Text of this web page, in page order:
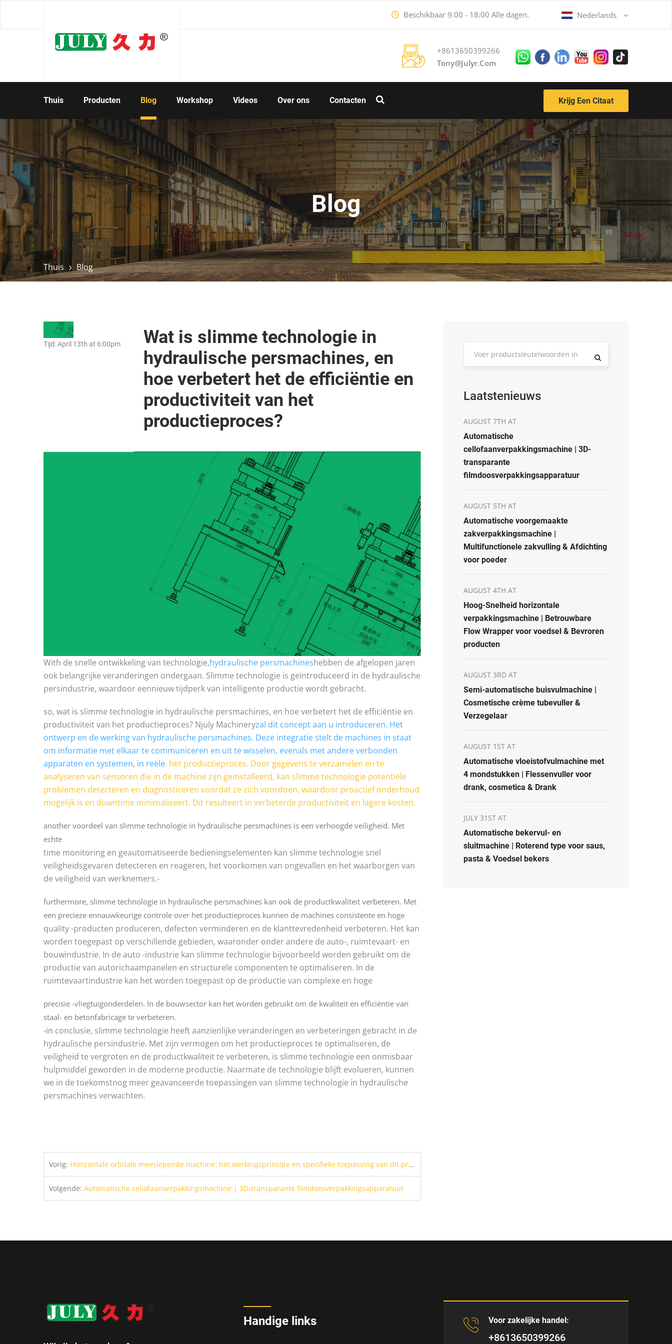
Beschikbaar 9:00 - 18:00 Alle dagen. Nederlands
+8613650399266
Tony@julyr.com
Thuis Producten Blog Workshop Videos Over ons Contacten Krijg Een Citaat
Blog
Thuis Blog
Tijd: April 13th at 6:00pm
Wat is slimme technologie in
hydraulische persmachines, en
hoe verbetert het de efficiëntie en
productiviteit van het
productieproces?
With de snelle ontwikkeling van technologie,hydraulische persmachineshebben de afgelopen jaren
ook belangrijke veranderingen ondergaan. Slimme technologie is geïntroduceerd in de hydraulische
persindustrie, waardoor eennieuw tijdperk van intelligente productie wordt gebracht.
so, wat is slimme technologie in hydraulische persmachines, en hoe verbetert het de efficiëntie en
productiviteit van het productieproces? Njuly Machineryzal dit concept aan u introduceren. Het
ontwerp en de werking van hydraulische persmachines. Deze integratie stelt de machines in staat
om informatie met elkaar te communiceren en uit te wisselen, evenals met andere verbonden
apparaten en systemen, in reële. het productieproces. Door gegevens te verzamelen en te
analyseren van sensoren die in de machine zijn geïnstalleerd, kan slimme technologie potentiële
problemen detecteren en diagnosticeren voordat ze zich voordoen, waardoor proactief onderhoud
mogelijk is en downtime minimaliseert. Dit resulteert in verbeterde productiviteit en lagere kosten.
another voordeel van slimme technologie in hydraulische persmachines is een verhoogde veiligheid. Met
echte
time monitoring en geautomatiseerde bedieningselementen kan slimme technologie snel
veiligheidsgevaren detecteren en reageren, het voorkomen van ongevallen en het waarborgen van
de veiligheid van werknemers.-
furthermore, slimme technologie in hydraulische persmachines kan ook de productkwaliteit verbeteren. Met
een precieze ennauwkeurige controle over het productieproces kunnen de machines consistente en hoge
quality -producten produceren, defecten verminderen en de klanttevredenheid verbeteren. Het kan
worden toegepast op verschillende gebieden, waaronder onder andere de auto-, ruimtevaart- en
bouwindustrie. In de auto -industrie kan slimme technologie bijvoorbeeld worden gebruikt om de
productie van autorichaampanelen en structurele componenten te optimaliseren. In de
ruimtevaartindustrie kan het worden toegepast op de productie van complexe en hoge
precisie -vliegtuigonderdelen. In de bouwsector kan het worden gebruikt om de kwaliteit en efficiëntie van
staal- en betonfabricage te verbeteren.
-in conclusie, slimme technologie heeft aanzienlijke veranderingen en verbeteringen gebracht in de
hydraulische persindustrie. Met zijn vermogen om het productieproces te optimaliseren, de
veiligheid te vergroten en de productkwaliteit te verbeteren, is slimme technologie een onmisbaar
hulpmiddel geworden in de moderne productie. Naarmate de technologie blijft evolueren, kunnen
we in de toekomstnog meer geavanceerde toepassingen van slimme technologie in hydraulische
persmachines verwachten.
Vorig: Horizontale orbitale meeslepende machine: het werkingsprincipe en specifieke toepassing van dit product
Volgende: Automatische cellofaanverpakkingsmachine | 3D-transparante filmdoosverpakkingsapparatuur
Laatstenieuws
AUGUST 7TH AT
Automatische
cellofaanverpakkingsmachine | 3D-
transparante
filmdoosverpakkingsapparatuur
AUGUST 5TH AT
Automatische voorgemaakte
zakverpakkingsmachine |
Multifunctionele zakvulling & Afdichting
voor poeder
AUGUST 4TH AT
Hoog-Snelheid horizontale
verpakkingsmachine | Betrouwbare
Flow Wrapper voor voedsel & Bevroren
producten
AUGUST 3RD AT
Semi-automatische buisvulmachine |
Cosmetische crème tubevuller &
Verzegelaar
AUGUST 1ST AT
Automatische vloeistofvulmachine met
4 mondstukken | Flessenvuller voor
drank, cosmetica & Drank
JULY 31ST AT
Automatische bekervul- en
sluitmachine | Roterend type voor saus,
pasta & Voedsel bekers
Handige links Voor zakelijke handel:
+8613650399266